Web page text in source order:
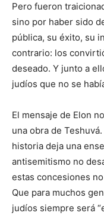
Pero fueron
sino por haber sido
pública, su éxito, su
contrario: los
deseado. Y junto a
judíos que no se
El mensaje de Elon
una obra de
historia deja una
antisemitismo no
estas concesiones
Que para muchos
judíos siempre será